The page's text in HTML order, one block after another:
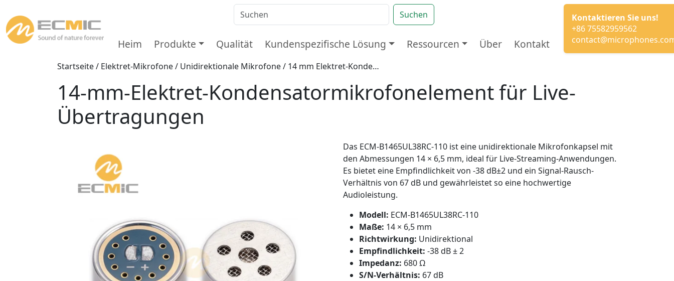
Suchen
Heim Produkte Qualität Kundenspezifische Lösung Ressourcen Über Kontakt
Kontaktieren Sie uns!
+86 75582959562
Startseite/ Elektret-Mikrofone/ Unidirektionale Mikrofone/ 14 mm Elektret-Kondensatormikrofonelement für Live-Übertragungen
14-mm-Elektret-Kondensatormikrofonelement für Live-
Übertragungen
Das ECM-B1465UL38RC-110 ist eine unidirektionale Mikrofonkapsel mit
den Abmessungen 14 × 6,5 mm, ideal für Live-Streaming-Anwendungen.
Es bietet eine Empfindlichkeit von -38 dB±2 und ein Signal-Rausch-
Verhältnis von 67 dB und gewährleistet so eine hochwertige
Audioleistung.
Modell: ECM-B1465UL38RC-110
Maße: 14 × 6,5 mm
Richtwirkung: Unidirektional
Empfindlichkeit: -38 dB ± 2
Impedanz: 680 Ω
S/N-Verhältnis: 67 dB